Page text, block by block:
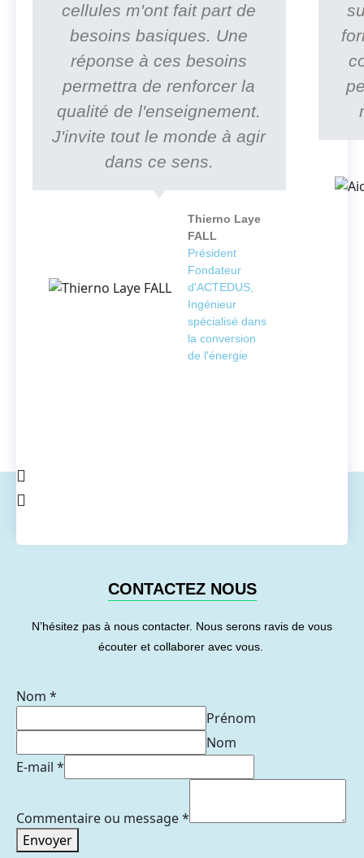
cellules m'ont fait part de
besoins basiques. Une
réponse à ces besoins
permettra de renforcer la
qualité de l'enseignement.
J'invite tout le monde à agir
dans ce sens.
Thierno Laye
FALL
Président
Fondateur
d'ACTEDUS,
Ingénieur
spécialisé dans
la conversion
de l'énergie
CONTACTEZ NOUS
N’hésitez pas à nous contacter. Nous serons ravis de vous
écouter et collaborer avec vous.
Nom *
Prénom
Nom
E-mail *
Commentaire ou message*
Envoyer